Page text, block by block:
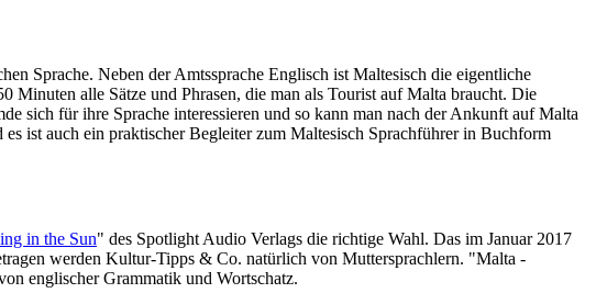
Sprache. Neben der Amtssprache Englisch ist Maltesisch die eigentliche
Minuten alle Sätze und Phrasen, die man als Tourist auf Malta braucht. Die
sich für ihre Sprache interessieren und so kann man nach der Ankunft auf Malta
ist auch ein praktischer Begleiter zum Maltesisch Sprachführer in Buchform
in the Sun" des Spotlight Audio Verlags die richtige Wahl. Das im Januar 2017
werden Kultur-Tipps & Co. natürlich von Muttersprachlern. "Malta -
englischer Grammatik und Wortschatz.